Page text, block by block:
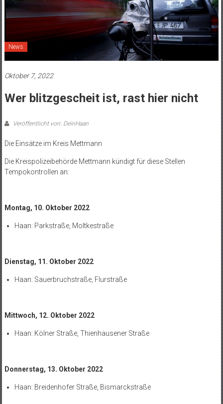
News
Oktober 7, 2022
Wer blitzgescheit ist, rast hier nicht
Veröffentlicht von: DeinHaan
Die Einsätze im Kreis Mettmann
Die Kreispolizeibehörde Mettmann kündigt für diese Stellen
Tempokontrollen an:
Montag, 10. Oktober 2022
Haan: Parkstraße, Moltkestraße
Dienstag, 11. Oktober 2022
Haan: Sauerbruchstraße, Flurstraße
Mittwoch, 12. Oktober 2022
Haan: Kölner Straße, Thienhausener Straße
Donnerstag, 13. Oktober 2022
Haan: Breidenhofer Straße, Bismarckstraße